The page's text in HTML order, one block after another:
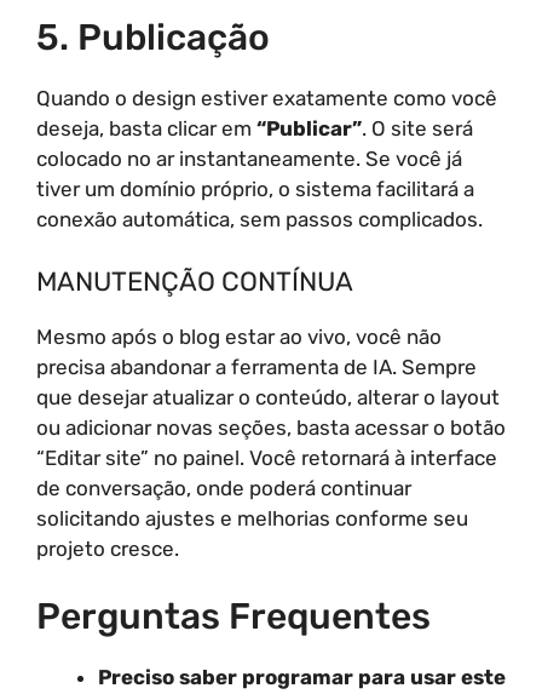
5. Publicação
Quando o design estiver exatamente como você
deseja, basta clicar em “Publicar”. O site será
colocado no ar instantaneamente. Se você já
tiver um domínio próprio, o sistema facilitará a
conexão automática, sem passos complicados.
MANUTENÇÃO CONTÍNUA
Mesmo após o blog estar ao vivo, você não
precisa abandonar a ferramenta de IA. Sempre
que desejar atualizar o conteúdo, alterar o layout
ou adicionar novas seções, basta acessar o botão
“Editar site” no painel. Você retornará à interface
de conversação, onde poderá continuar
solicitando ajustes e melhorias conforme seu
projeto cresce.
Perguntas Frequentes
Preciso saber programar para usar este